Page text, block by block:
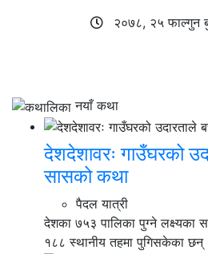
२०७८, २५ फाल्गुन
नयाँ कथा
देशदेशावरः गाउँघरको
सासको कथा
पैदल यात्री
देशका ७५३ पालिका पुग्ने लक्ष्यका
१८८ स्थानीय तहमा पुगिसकेका